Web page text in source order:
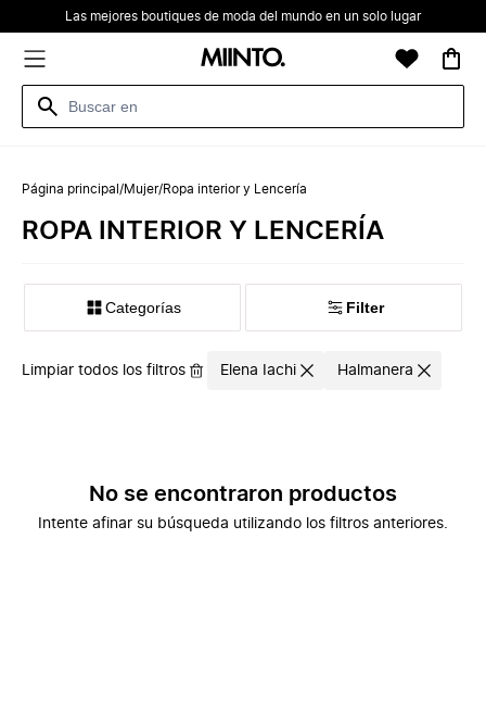
Las mejores boutiques de moda del mundo en un solo lugar
Página principal /Mujer/Ropa interior y Lencería
ROPA INTERIOR Y LENCERÍA
Categorías Filter
Limpiar todos los filtros Elena Iachi Halmanera
No se encontraron productos
Intente afinar su búsqueda utilizando los filtros anteriores.